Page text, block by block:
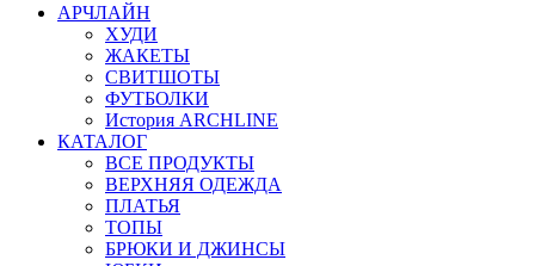
АРЧЛАЙН
ХУДИ
ЖАКЕТЫ
СВИТШОТЫ
ФУТБОЛКИ
История ARCHLINE
КАТАЛОГ
ВСЕ ПРОДУКТЫ
ВЕРХНЯЯ ОДЕЖДА
ПЛАТЬЯ
ТОПЫ
БРЮКИ И ДЖИНСЫ